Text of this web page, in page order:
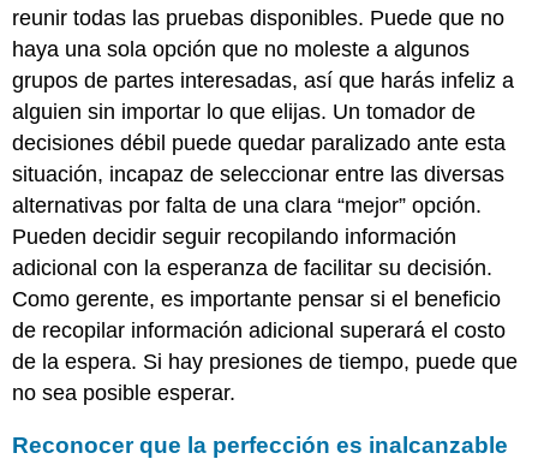
reunir todas las pruebas disponibles. Puede que no
haya una sola opción que no moleste a algunos
grupos de partes interesadas, así que harás infeliz a
alguien sin importar lo que elijas. Un tomador de
decisiones débil puede quedar paralizado ante esta
situación, incapaz de seleccionar entre las diversas
alternativas por falta de una clara “mejor” opción.
Pueden decidir seguir recopilando información
adicional con la esperanza de facilitar su decisión.
Como gerente, es importante pensar si el beneficio
de recopilar información adicional superará el costo
de la espera. Si hay presiones de tiempo, puede que
no sea posible esperar.
Reconocer que la perfección es inalcanzable